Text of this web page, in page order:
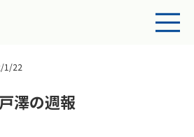
1/22
戸澤の週報